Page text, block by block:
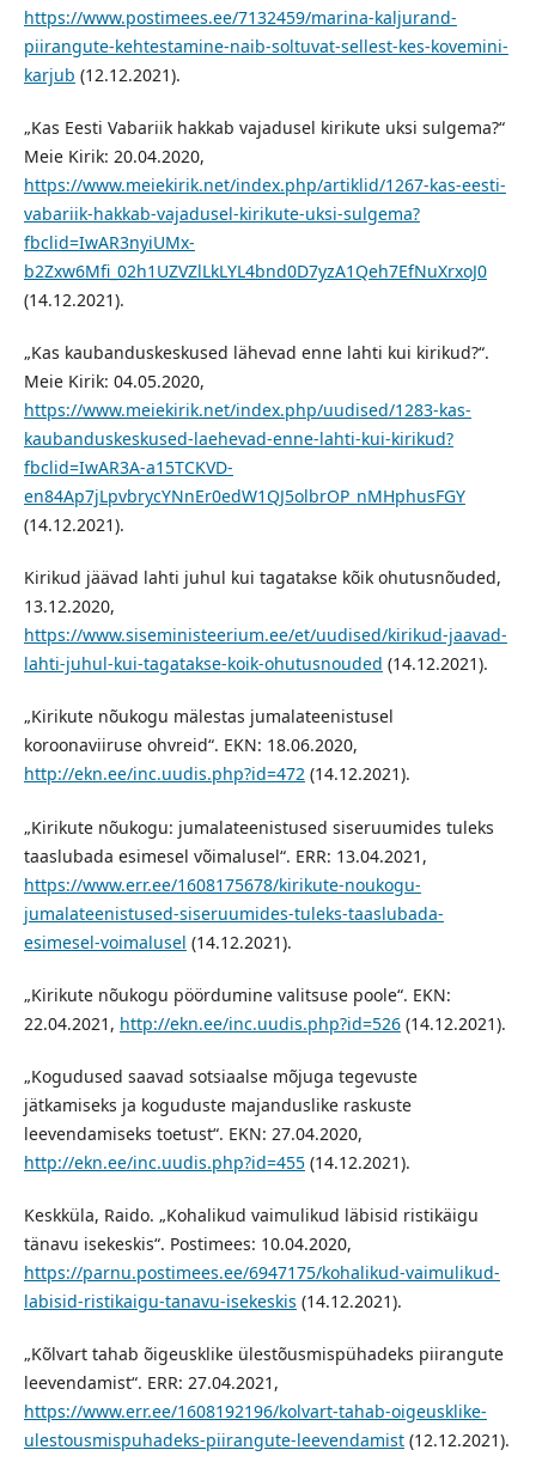
https://www.postimees.ee/7132459/marina-kaljurand-
piirangute-kehtestamine-naib-soltuvat-sellest-kes-kovemini-
karjub (12.12.2021).
„Kas Eesti Vabariik hakkab vajadusel kirikute uksi sulgema?“
Meie Kirik: 20.04.2020,
https://www.meiekirik.net/index.php/artiklid/1267-kas-eesti-
vabariik-hakkab-vajadusel-kirikute-uksi-sulgema?
fbclid=IwAR3nyiUMx-
b2Zxw6Mfi_02h1UZVZlLkLYL4bnd0D7yzA1Qeh7EfNuXrxoJ0
(14.12.2021).
„Kas kaubanduskeskused lähevad enne lahti kui kirikud?“.
Meie Kirik: 04.05.2020,
https://www.meiekirik.net/index.php/uudised/1283-kas-
kaubanduskeskused-laehevad-enne-lahti-kui-kirikud?
fbclid=IwAR3A-a15TCKVD-
en84Ap7jLpvbrycYNnEr0edW1QJ5olbrOP_nMHphusFGY
(14.12.2021).
Kirikud jäävad lahti juhul kui tagatakse kõik ohutusnõuded,
13.12.2020,
https://www.siseministeerium.ee/et/uudised/kirikud-jaavad-
lahti-juhul-kui-tagatakse-koik-ohutusnouded (14.12.2021).
„Kirikute nõukogu mälestas jumalateenistusel
koroonaviiruse ohvreid“. EKN: 18.06.2020,
http://ekn.ee/inc.uudis.php?id=472(14.12.2021).
„Kirikute nõukogu: jumalateenistused siseruumides tuleks
taaslubada esimesel võimalusel“. ERR: 13.04.2021,
https://www.err.ee/1608175678/kirikute-noukogu-
jumalateenistused-siseruumides-tuleks-taaslubada-
esimesel-voimalusel (14.12.2021).
„Kirikute nõukogu pöördumine valitsuse poole“. EKN:
22.04.2021, http://ekn.ee/inc.uudis.php?id=526(14.12.2021).
„Kogudused saavad sotsiaalse mõjuga tegevuste
jätkamiseks ja koguduste majanduslike raskuste
leevendamiseks toetust“. EKN: 27.04.2020,
http://ekn.ee/inc.uudis.php?id=455(14.12.2021).
Keskküla, Raido. „Kohalikud vaimulikud läbisid ristikäigu
tänavu isekeskis“. Postimees: 10.04.2020,
https://parnu.postimees.ee/6947175/kohalikud-vaimulikud-
labisid-ristikaigu-tanavu-isekeskis (14.12.2021).
„Kõlvart tahab õigeusklike ülestõusmispühadeks piirangute
leevendamist“. ERR: 27.04.2021,
https://www.err.ee/1608192196/kolvart-tahab-oigeusklike-
ulestousmispuhadeks-piirangute-leevendamist(12.12.2021).